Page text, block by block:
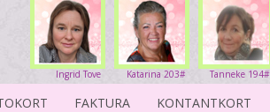
Tanneke 194#
Katarina 203#
Ingrid Tove
234#
FAKTURA KONTANTKORT